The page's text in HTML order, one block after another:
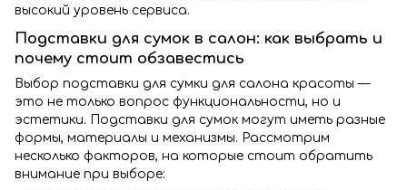
высокий уровень сервиса.
Подставки для сумок в салон: как выбрать и
почему стоит обзавестись
Выбор подставки для сумки для салона красоты —
это не только вопрос функциональности, но и
эстетики. Подставки для сумок могут иметь разные
формы, материалы и механизмы. Рассмотрим
несколько факторов, на которые стоит обратить
внимание при выборе: